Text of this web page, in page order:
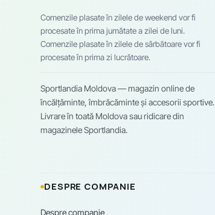
Comenzile plasate în zilele de weekend vor fi
procesate în prima jumătate a zilei de luni.
Comenzile plasate în zilele de sărbătoare vor fi
procesate în prima zi lucrătoare.
Sportlandia Moldova — magazin online de
încălțăminte, îmbrăcăminte și accesorii sportive.
Livrare în toată Moldova sau ridicare din
magazinele Sportlandia.
DESPRE COMPANIE
Despre companie